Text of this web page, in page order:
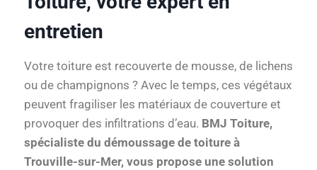
entretien
Votre toiture est recouverte de mousse, de lichens
ou de champignons ? Avec le temps, ces végétaux
peuvent fragiliser les matériaux de couverture et
provoquer des infiltrations d’eau. BMJ Toiture,
spécialiste du démoussage de toiture à
Trouville-sur-Mer, vous propose une solution